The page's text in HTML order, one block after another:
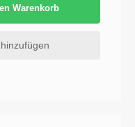
Warenkorb